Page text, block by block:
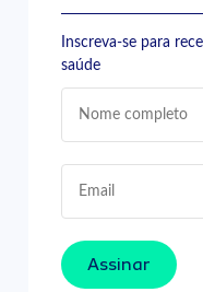
Inscreva-se para
saúde
Assinar